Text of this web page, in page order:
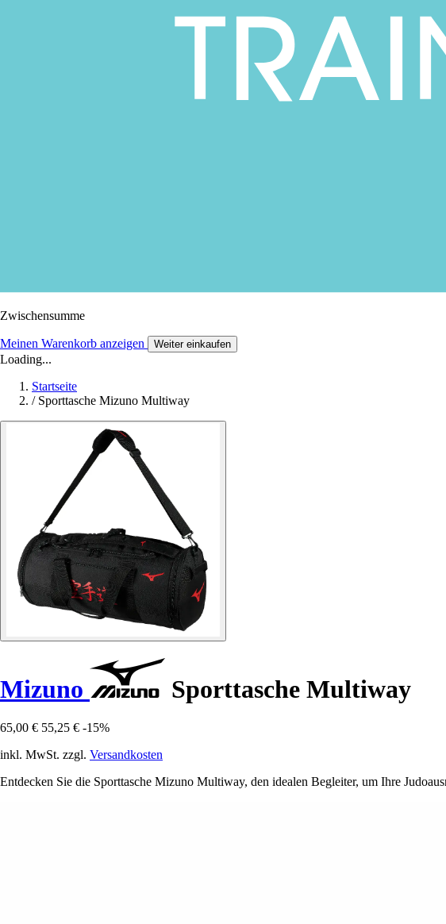
Zwischensumme
Meinen Warenkorb anzeigen Weiter einkaufen
Loading...
Startseite
/ Sporttasche Mizuno Multiway
Mizuno Sporttasche Multiway
65,00 € 55,25 € -15%
inkl. MwSt. zzgl. Versandkosten
Entdecken Sie die Sporttasche Mizuno Multiway, den idealen Begleiter, um Ihre